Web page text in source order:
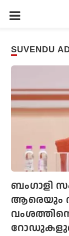
SUVENDU
ബംഗാളി
ആരെയും